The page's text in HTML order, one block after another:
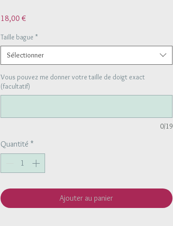
18,00 €Prix
Taille bague *
Sélectionner
Vous pouvez me donner votre taille de doigt exact
(facultatif)
0/19
Quantité *
Ajouter au panier